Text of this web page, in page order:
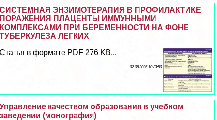
СИСТЕМНАЯ ЭНЗИМОТЕРАПИЯ В ПРОФИЛАКТИКЕ
ПОРАЖЕНИЯ ПЛАЦЕНТЫ ИММУННЫМИ
КОМПЛЕКСАМИ ПРИ БЕРЕМЕННОСТИ НА ФОНЕ
ТУБЕРКУЛЕЗА ЛЕГКИХ
Статья в формате PDF 276 KB...
02 08 2026 10:33:50
Управление качеством образования в учебном
заведении (монография)